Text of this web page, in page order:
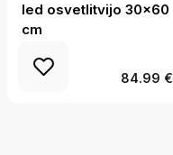
led osvetlitvijo 30x60
cm
84.99 €